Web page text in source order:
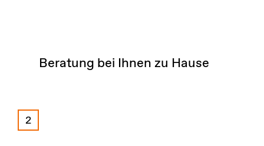
2
Beratung bei Ihnen zu Hause